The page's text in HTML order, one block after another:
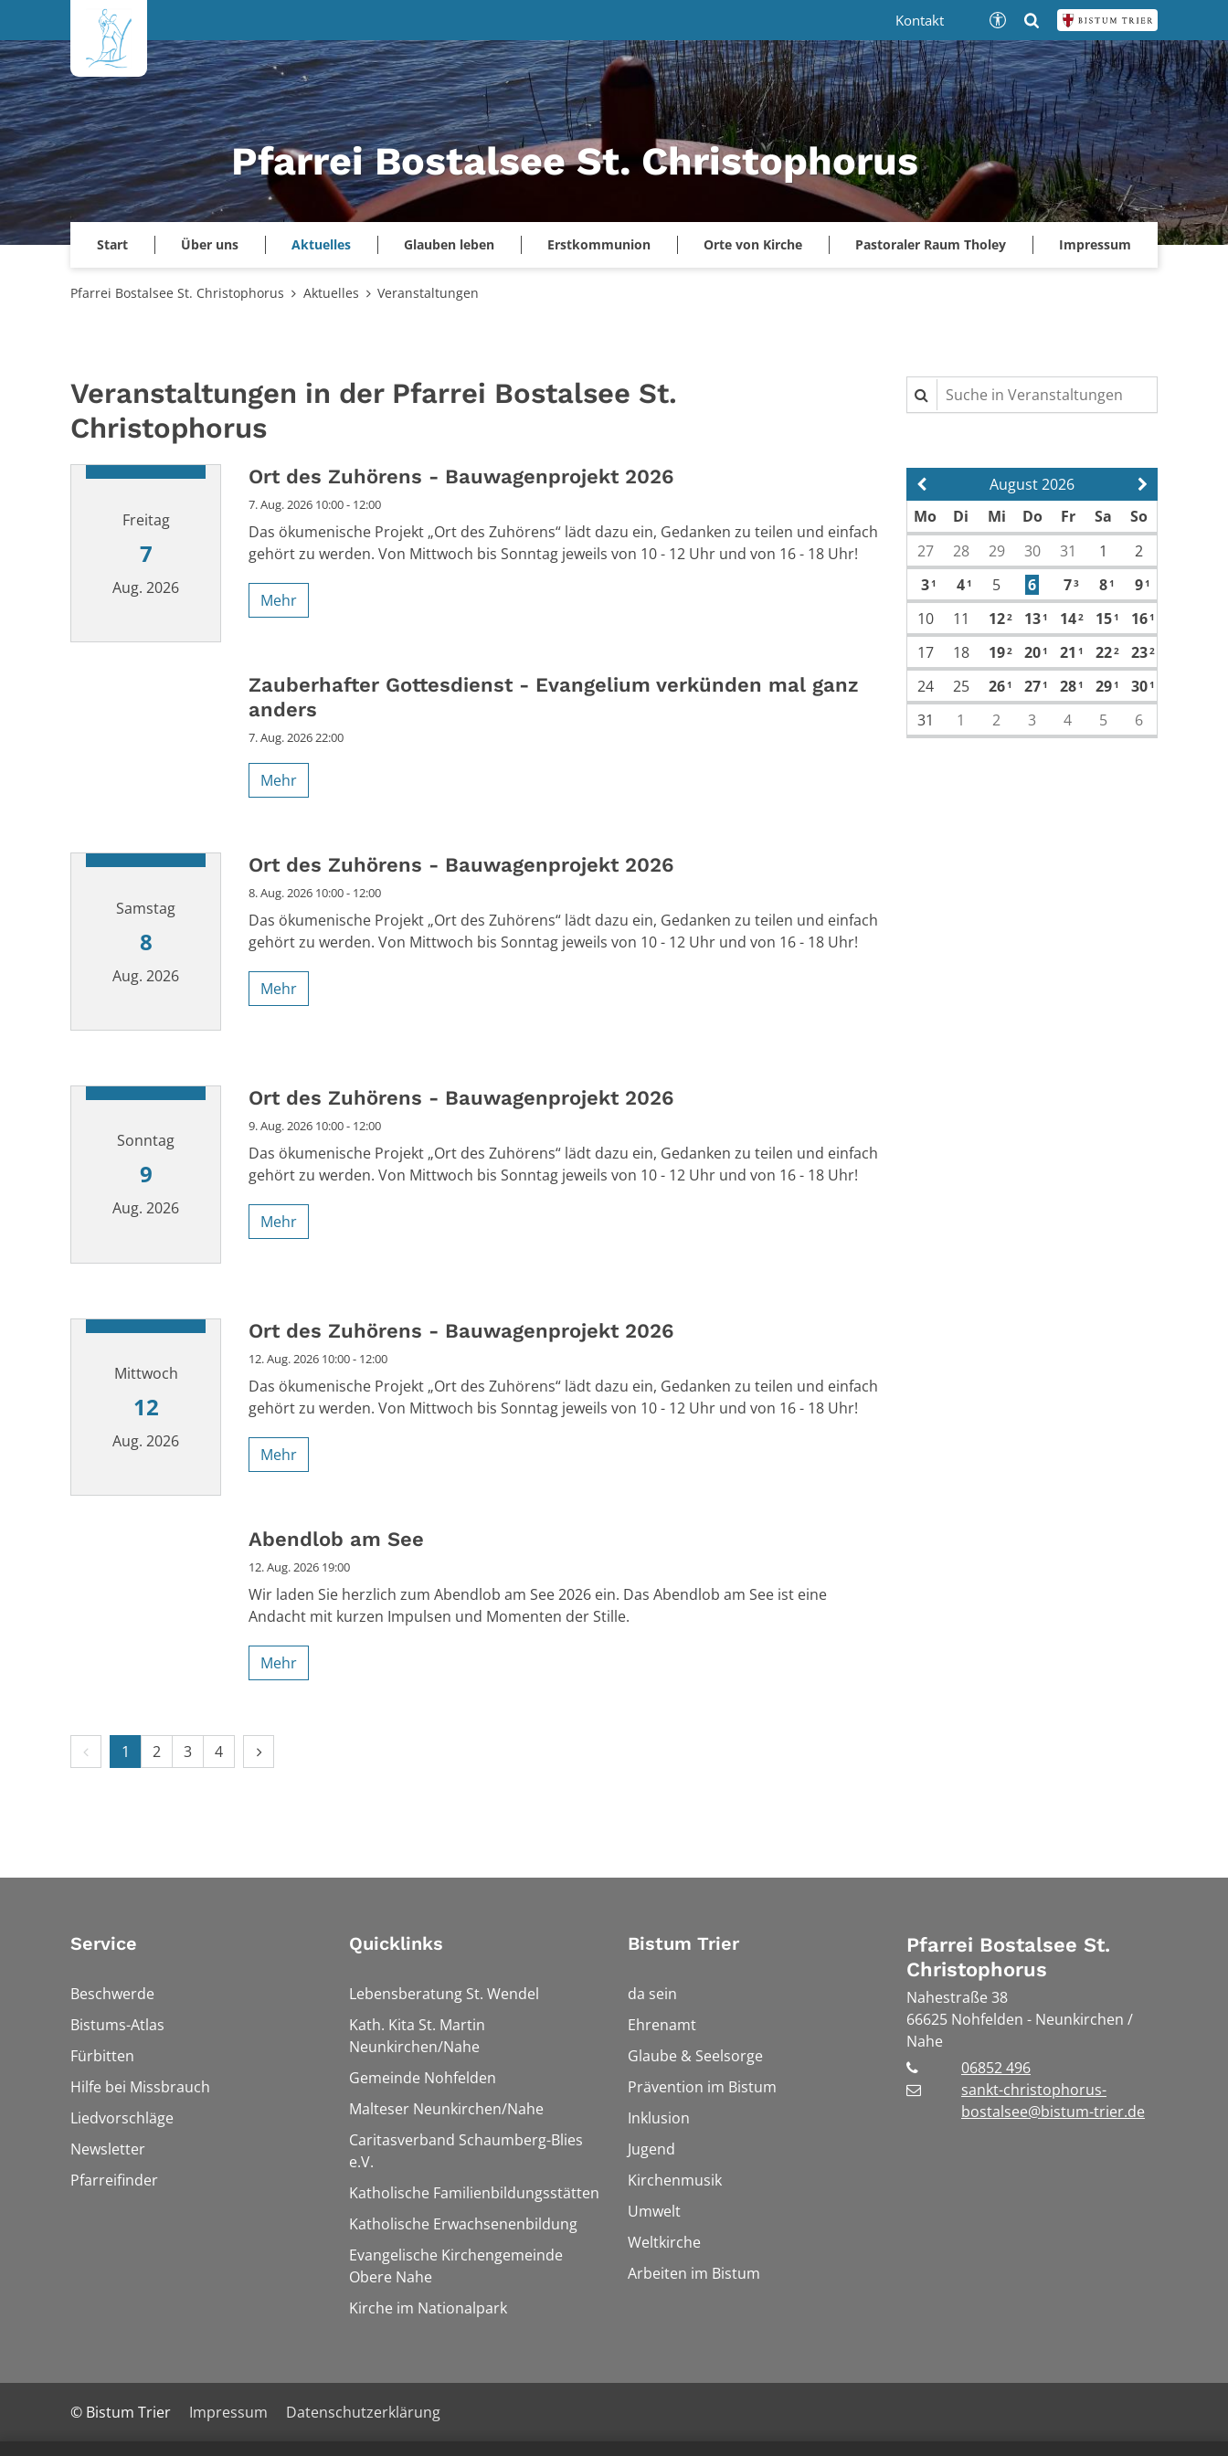
Zum Inhalt springen
Pfarrei Bostalsee St. Christophorus
Start Über uns Aktuelles Glauben leben Erstkommunion Orte von Kirche Pastoraler Raum Tholey Impressum
Kontakt
Pfarrei Bostalsee St. Christophorus Aktuelles Veranstaltungen
Veranstaltungen in der Pfarrei Bostalsee St.
Christophorus
Freitag
7
Aug. 2026
Ort des Zuhörens - Bauwagenprojekt 2026
7. Aug. 2026 10:00 - 12:00
Das ökumenische Projekt „Ort des Zuhörens“ lädt dazu ein, Gedanken zu teilen und einfach
gehört zu werden. Von Mittwoch bis Sonntag jeweils von 10 - 12 Uhr und von 16 - 18 Uhr!
Mehr
Zauberhafter Gottesdienst - Evangelium verkünden mal ganz
anders
7. Aug. 2026 22:00
Mehr
Samstag
8
Aug. 2026
Ort des Zuhörens - Bauwagenprojekt 2026
8. Aug. 2026 10:00 - 12:00
Das ökumenische Projekt „Ort des Zuhörens“ lädt dazu ein, Gedanken zu teilen und einfach
gehört zu werden. Von Mittwoch bis Sonntag jeweils von 10 - 12 Uhr und von 16 - 18 Uhr!
Mehr
Sonntag
9
Aug. 2026
Ort des Zuhörens - Bauwagenprojekt 2026
9. Aug. 2026 10:00 - 12:00
Das ökumenische Projekt „Ort des Zuhörens“ lädt dazu ein, Gedanken zu teilen und einfach
gehört zu werden. Von Mittwoch bis Sonntag jeweils von 10 - 12 Uhr und von 16 - 18 Uhr!
Mehr
Mittwoch
12
Aug. 2026
Ort des Zuhörens - Bauwagenprojekt 2026
12. Aug. 2026 10:00 - 12:00
Das ökumenische Projekt „Ort des Zuhörens“ lädt dazu ein, Gedanken zu teilen und einfach
gehört zu werden. Von Mittwoch bis Sonntag jeweils von 10 - 12 Uhr und von 16 - 18 Uhr!
Mehr
Abendlob am See
12. Aug. 2026 19:00
Wir laden Sie herzlich zum Abendlob am See 2026 ein. Das Abendlob am See ist eine
Andacht mit kurzen Impulsen und Momenten der Stille.
Mehr
Vorherige Seite
1 2 3 4 Nächste Seite
Suche in Veranstaltungen
Vorherige Seite
August 2026 Nächste
Mo Di Mi Do Fr Sa
So
27
28 29 30 31 1
2
31 41 5 6 73 81 91
10 11 122 131 142 151 161
17 18 192 201 21 1 222 232
24 25 261 271 281 291 301
31 1 2 3 4 5 6
Service
Beschwerde
Bistums-Atlas
Fürbitten
Hilfe bei Missbrauch
Liedvorschläge
Newsletter
Pfarreifinder
Quicklinks
Lebensberatung St. Wendel
Kath. Kita St. Martin
Neunkirchen/Nahe
Gemeinde Nohfelden
Malteser Neunkirchen/Nahe
Caritasverband Schaumberg-Blies
e.V.
Katholische Familienbildungsstätten
Katholische Erwachsenenbildung
Evangelische Kirchengemeinde
Obere Nahe
Kirche im Nationalpark
Bistum Trier
da sein
Ehrenamt
Glaube & Seelsorge
Prävention im Bistum
Inklusion
Jugend
Kirchenmusik
Umwelt
Weltkirche
Arbeiten im Bistum
Pfarrei Bostalsee St.
Christophorus
Nahestraße 38
66625 Nohfelden - Neunkirchen /
Nahe
06852 496
sankt-christophorus-
bostalsee@bistum-trier.de
© Bistum Trier Impressum Datenschutzerklärung